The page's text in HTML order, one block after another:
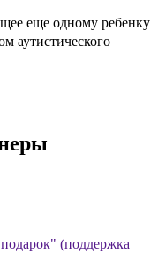
еще одному ребенку
аутистического
(поддержка